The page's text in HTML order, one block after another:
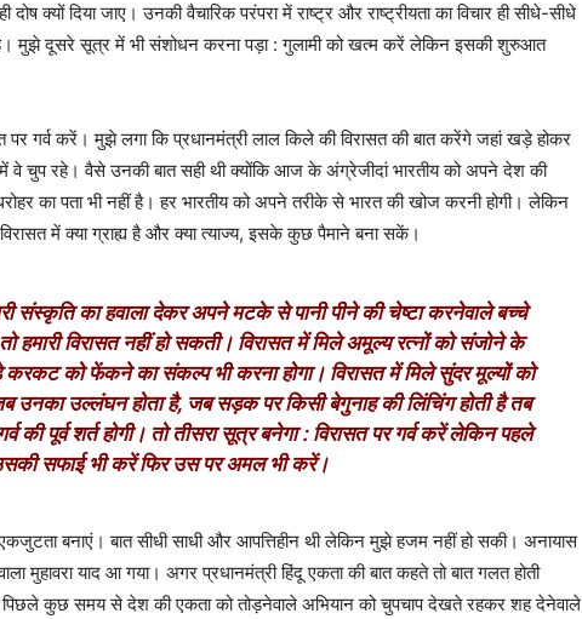
क्यों दिया जाए। उनकी वैचारिक परंपरा में राष्ट्र और राष्ट्रीयता का विचार ही सीधे-सीधे
मुझे दूसरे सूत्र में भी संशोधन करना पड़ा : गुलामी को खत्म करें लेकिन इसकी शुरुआत
पर गर्व करें। मुझे लगा कि प्रधानमंत्री लाल किले की विरासत की बात करेंगे जहां खड़े होकर
वे चुप रहे। वैसे उनकी बात सही थी क्योंकि आज के अंग्रेजीदां भारतीय को अपने देश की
का पता भी नहीं है। हर भारतीय को अपने तरीके से भारत की खोज करनी होगी। लेकिन
में क्या ग्राह्य है और क्या त्याज्य, इसके कुछ पैमाने बना सकें।
संस्कृति का हवाला देकर अपने मटके से पानी पीने की चेष्टा करनेवाले बच्चे
हमारी विरासत नहीं हो सकती। विरासत में मिले अमूल्य रत्नों को संजोने के
करकट को फेंकने का संकल्प भी करना होगा। विरासत में मिले सुंदर मूल्यों को
उनका उल्लंघन होता है, जब सड़क पर किसी बेगुनाह की लिंचिंग होती है तब
की पूर्व शर्त होगी। तो तीसरा सूत्र बनेगा : विरासत पर गर्व करें लेकिन पहले
सफाई भी करें फिर उस पर अमल भी करें।
बनाएं। बात सीधी साधी और आपत्तिहीन थी लेकिन मुझे हजम नहीं हो सकी। अनायास
मुहावरा याद आ गया। अगर प्रधानमंत्री हिंदू एकता की बात कहते तो बात गलत होती
कुछ समय से देश की एकता को तोड़नेवाले अभियान को चुपचाप देखते रहकर शह देनेवाले